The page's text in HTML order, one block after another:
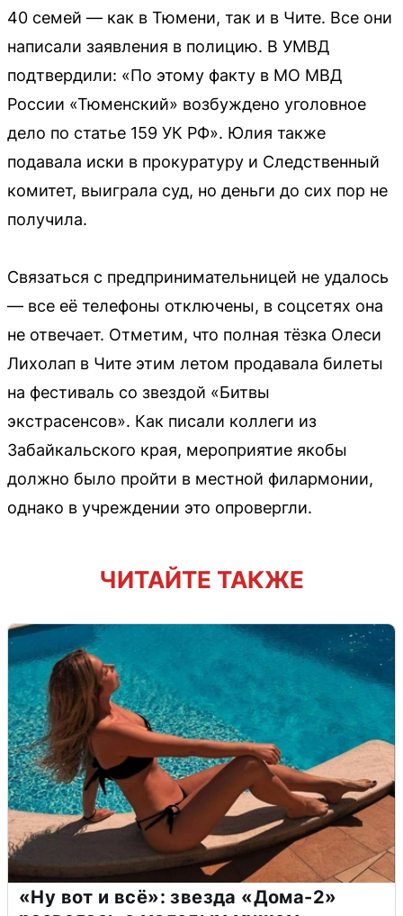
40 семей — как в Тюмени, так и в Чите. Все они
написали заявления в полицию. В УМВД
подтвердили: «По этому факту в МО МВД
России «Тюменский» возбуждено уголовное
дело по статье 159 УК РФ». Юлия также
подавала иски в прокуратуру и Следственный
комитет, выиграла суд, но деньги до сих пор не
получила.
Связаться с предпринимательницей не удалось
— все её телефоны отключены, в соцсетях она
не отвечает. Отметим, что полная тёзка Олеси
Лихолап в Чите этим летом продавала билеты
на фестиваль со звездой «Битвы
экстрасенсов». Как писали коллеги из
Забайкальского края, мероприятие якобы
должно было пройти в местной филармонии,
однако в учреждении это опровергли.
ЧИТАЙТЕ ТАКЖЕ
«Ну вот и всё»: звезда «Дома-2»